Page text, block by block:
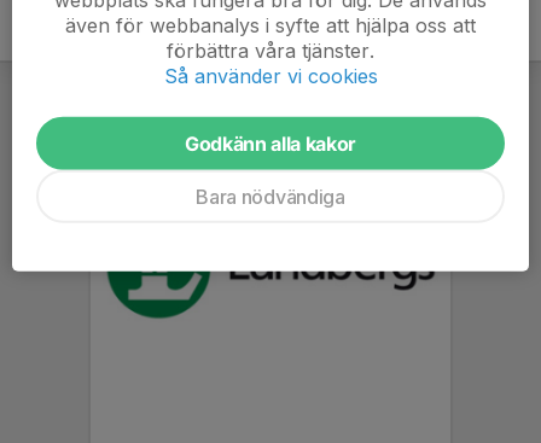
även för webbanalys i syfte att hjälpa oss att
förbättra våra tjänster.
Så använder vi cookies
Godkänn alla kakor
Bara nödvändiga